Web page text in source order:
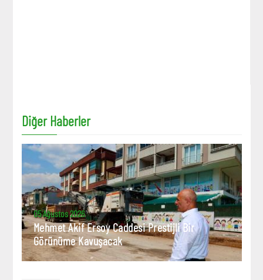
Diğer Haberler
05 Ağustos 2026
Mehmet Akif Ersoy Caddesi Prestijli Bir
Görünüme Kavuşacak